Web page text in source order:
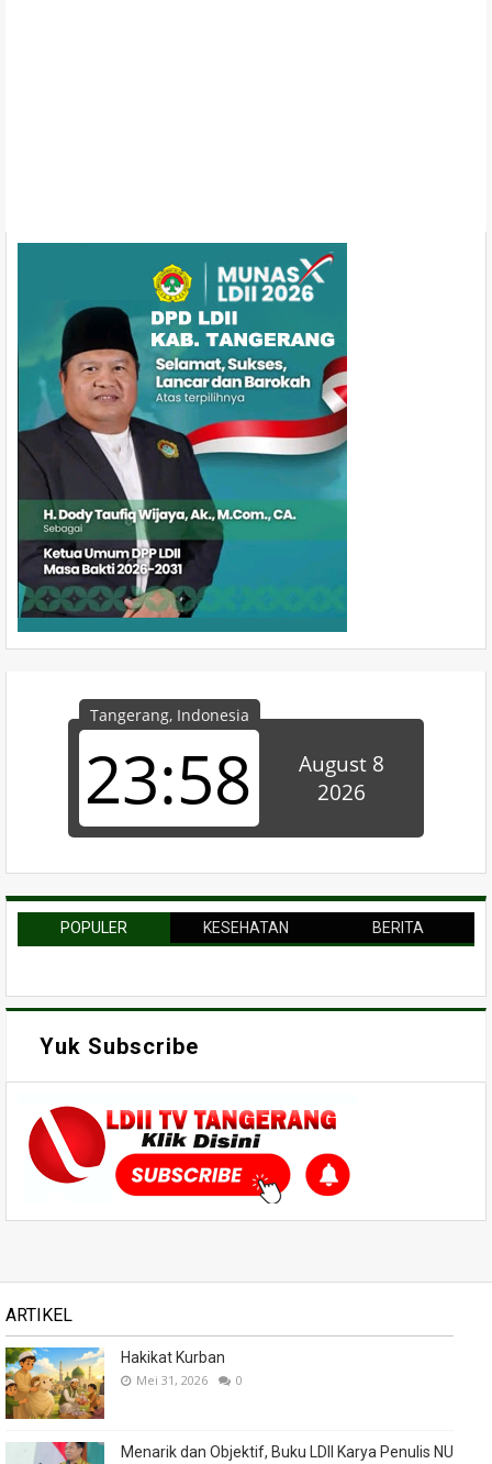
POPULER KESEHATAN BERITA
Yuk Subscribe
ARTIKEL
Hakikat Kurban
Mei 31, 2026 0
Menarik dan Objektif, Buku LDII Karya Penulis NU